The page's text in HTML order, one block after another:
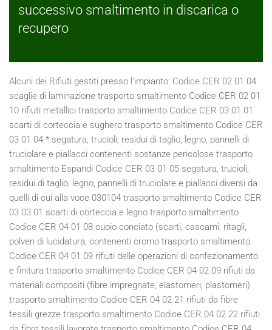
successivo smaltimento in discarica o
recupero
Alcuni dei Rifiuti gestiti presso l'impianto: Codice CER 02 01 04 scaglie di laminazione trasporto smaltimento Codice CER 02 01 10 rifiuti metallici trasporto smaltimento Codice CER 03 01 01 scarti di corteccia e sughero trasporto smaltimento Codice CER 03 01 04 * segatura, trucioli, residui di taglio, legno, pannelli di truciolare e piallacci contenenti sostanze pericolose trasporto smaltimento Espandi Codice CER 03 01 05 segatura, trucioli, residui di taglio, legno, pannelli di truciolare e piallacci diversi da quelli di cui alla voce 030104 trasporto smaltimento Codice CER 03 03 01 scarti di corteccia e legno trasporto smaltimento Codice CER 04 01 08 cuoio conciato (scarti, cascami, ritagli, polveri di lucidatura, contenenti cromo trasporto smaltimento Codice CER 04 01 09 rifiuti delle operazioni di confezionamento e finitura trasporto smaltimento Codice CER 04 02 09 rifiuti da materiali compositi (fibre impregnate, elastomeri, plastomeri) trasporto smaltimento Codice CER 04 02 21 rifiuti da fibre tessili grezze trasporto smaltimento Codice CER 04 02 22 rifiuti da fibre tessili lavorate trasporto smaltimento Codice CER 04 02 99 rifiuti non specificati altrimenti (limitatamente a sfridi e scarti tessili misti del confezionamento dei sedili per auto e varie misti con il ferro) trasporto smaltimento Codice CER 07 02 99 rifiuti non specificati altrimenti (limitatamente a gomma e sfridi di gomma) trasporto smaltimento Codice CER 08 03 17* toner per stampa esauriti contenenti sostanze pericolose trasporto smaltimento Codice CER 08 03 18 toner per stampa esauriti diversi da quelli di cui alla voce 080317* trasporto smaltimento Codice CER 09 01 07 carta e pellicole per fotografia, contenenti argento o composti dell' argento trasporto smaltimento Codice CER 09 01 08 carta e pellicole per fotografia, non contenenti argento o composti dell' argento trasporto smaltimento Codice CER 10 02 10 scaglie di laminazione trasporto smaltimento Codice CER 10 12 06 stampi di scarto trasporto smaltimento Codice CER 11 02 06 rifiuti della lavorazione idrometallurgica del rame, diversi da quelli di cui alla voce 110205 trasporto smaltimento Codice CER 11 05 01 zinco solido trasporto smaltimento Codice CER 11 05 02 ceneri di zinco trasporto smaltimento Codice CER 11 05 03* rifiuti solidi prodotti dal trattamento dei fumi trasporto smaltimento Codice CER 12 01 01 limatura e trucioli di metalli ferrosi trasporto smaltimento Codice CER 12 01 02 polveri e particolato di metalli ferrosi trasporto smaltimento Codice CER 12 01 03 limatura, scaglie e polveri di metalli non ferrosi trasporto smaltimento Codice CER 12 01 04 polveri e particolato di metalli non ferrosi trasporto smaltimento Codice CER 12 01 05 limatura e trucioli di materiali plastici trasporto smaltimento Codice CER 12 01 99 rifiuti non specificati altrimenti (limitatamente a carta abrasiva, dischi e mole abrasive, polvere e sabbia abrasiva) trasporto smaltimento Codice CER 13 02 04 * scarti di olio minerale per motori, ingranaggi e lubrificazione, clorurati trasporto smaltimento Codice CER 13 02 05 * scarti di olio minerale per motori, ingranaggi e lubrificazione, non clorurati trasporto smaltimento Codice CER 13 02 06* scarti di olio sintetico per motori, ingranaggi e lubrificazione trasporto smaltimento Codice CER 13 02 07* olio per motori, ingranaggi e lubrificazione, facilmente biodegradabile trasporto smaltimento Codice CER 13 02 08* altri oli per motori, ingranaggi e lubrificazione trasporto smaltimento Codice CER 15 01 01 imballaggi in carta e cartone trasporto smaltimento Codice CER 15 01 02 imballaggi in plastica trasporto smaltimento Codice CER 15 01 03 imballaggi in legno trasporto smaltimento Codice CER 15 01 04 imballaggi metallici trasporto smaltimento Codice CER 15 01 05 imballaggi compositi trasporto smaltimento Codice CER 15 01 06 imballaggi in materiali misti trasporto smaltimento Codice CER 15 01 07 imballaggi in vetro trasporto smaltimento Codice CER 15 01 09 imballaggi in materia tessile trasporto smaltimento Codice CER 15 01 10* imballaggi contenenti residui di sostanze pericolose o contaminati da tali sostanze trasporto smaltimento Codice CER 15 01 11* imballaggi metallici contenenti matrici solide porose pericolose (ad esempio amianto), compresi i contenitori a pressione vuoti trasporto smaltimento Codice CER 15 02 02* assorbenti, materiali filtranti (inclusi filtri dell'olio non specificati altrimenti), stracci e indumenti protettivi, contaminati da sostanze pericolose) trasporto smaltimento Codice CER 15 02 03 assorbenti, materiali filtranti , stracci e indumenti protettivi, diversi da quelli di cui alla voce 150202* trasporto smaltimento Codice CER 16 01 03 pneumatici fuori uso trasporto smaltimento Codice CER 16 01 06 veicoli fuori uso, non contenenti liquidi né altre componenti pericolose trasporto smaltimento Codice CER 16 01 07* filtri dell'olio trasporto smaltimento Codice CER 16 01 12 pastiglie per freni, diverse da quelle di cui alla voce 160111 trasporto smaltimento Codice CER 16 01 15 liquidi antigelo diversi da quelli di cui alla voce 160114* trasporto smaltimento Codice CER 16 01 16 serbatoi per gas liquido trasporto smaltimento Codice CER 16 01 17 metalli ferrosi trasporto smaltimento Codice CER 16 01 18 metalli non ferrosi trasporto smaltimento Codice CER 16 01 19 plastica trasporto smaltimento Codice CER 16 01 20 vetro trasporto smaltimento Codice CER 16 01 22 componenti non specificati altrimenti trasporto smaltimento Codice CER 16 02 11 * apparecchiature fuori uso, contenenti clorofluorocarburi, HCFC, HFC trasporto smaltimento Codice CER 16 02 13 * apparecchiature fuori uso, contenenti componenti pericolosi diversi da quelli di cui alle voci 160209 e 160212 trasporto smaltimento Codice CER 16 02 14 apparecchiature fuori uso, diverse da quelle di cui alle voci da 160209 a 160213 trasporto smaltimento Codice CER 16 02 15 * componenti pericolosi rimossi da apparecchiature fuori uso trasporto smaltimento Codice CER 16 02 16 componenti rimossi da apparecchiature fuori uso, diversi da quelli di cui alla voce 160215 trasporto smaltimento Codice CER 16 06 01 * batterie al piombo trasporto smaltimento Codice CER 17 01 06 * miscugli o scorie di cemento, mattoni, mattonelle e cercamiche, diverse da quelle di cui alla voce 170106 trasporto smaltimento Codice CER 17 01 07 miscugli di cemento, mattoni, mattonelle e ceramiche, diversi da quelli di cui alla voce 170106 trasporto smaltimento Codice CER 17 02 01 legno trasporto smaltimento Codice CER 17 02 02 vetro trasporto smaltimento Codice CER 17 02 03 plastica trasporto smaltimento Codice CER 17 02 04 * vetro, plastica e legno contenenti sostanze pericolose o da esse contaminati trasporto smaltimento Codice CER 17 04 01 rame, bronzo, ottone trasporto smaltimento Codice CER 17 04 02 alluminio trasporto smaltimento Codice CER 17 04 03 piombo trasporto smaltimento Codice CER 17 04 04 zinco trasporto smaltimento Codice CER 17 04 05 ferro e acciaio trasporto smaltimento Codice CER 17 04 06 stagno trasporto smaltimento Codice CER 17 04 07 metalli misti trasporto smaltimento Codice CER 17 04 09* rifiuti metallici contaminati da sostanze pericolose trasporto smaltimento Codice CER 17 04 10* cavi, impregnati di olio, di catrame di carbone o di altre sostanze pericolose trasporto smaltimento Codice CER 17 04 11 cavi, diversi da quelli di cui alla voce 170410 trasporto smaltimento Codice CER 17 06 03 * altri materiali isolanti contenenti o costituiti da sostanze pericolose trasporto smaltimento Codice CER 17 06 04 materiali isolanti diversi da quelli di cui alle voci 170601 e 170603 trasporto smaltimento Codice CER 17 06 05* materiali da costruzione contenenti amianto trasporto smaltimento Codice CER 17 08 01* materiali da costruzione a base di gesso contaminati da sostanze pericolose trasporto smaltimento Codice CER 17 08 02 materiali da costruzione a base di gesso diversi da quelli di cui alla voce 170801 trasporto smaltimento Codice CER 17 09 03* altri rifiuti dell'attività di costruzione e demolizione (compresi rifiuti misti) contenenti sostanze pericolose trasporto smaltimento Codice CER 17 09 04 rifiuti misti dell'attività di costruzione e demolizione, diversi da quelli di cui alle voci 170901, 170902 e 170903 trasporto smaltimento Codice CER 19 01 02 materiali ferrosi estratti da ceneri pesanti trasporto smaltimento Codice CER 19 10 01 rifiuti di ferro e acciaio trasporto smaltimento Codice CER 19 10 02 rifiuti di metalli non ferrosi trasporto smaltimento Codice CER 19 12 01 carta e cartone trasporto smaltimento Codice CER 19 12 03 metalli non ferrosi trasporto smaltimento Codice CER 19 12 04 plastica e gomma trasporto smaltimento Codice CER 19 12 05 vetro trasporto smaltimento Codice CER 19 12 07 legno diverso da quello di cui alla voce 191206 trasporto smaltimento Codice CER 19 12 08 prodotti tessili trasporto smaltimento Codice CER 20 01 01 carta e cartone trasporto smaltimento Codice CER 20 01 02 vetro trasporto smaltimento Codice CER 20 01 11 prodotti tessili trasporto smaltimento Codice CER 20 01 23* apparecchiature fuori uso contenenti clorofluorocarburi trasporto smaltimento Codice CER 20 01 27* vernici, inchiostri, adesivi e resine contenenti sostanze pericolose trasporto smaltimento Codice CER 20 01 28 vernici, inchiostri, adesivi e resine diversi da quelli di cui alla voce 20 01 27 trasporto smaltimento Codice CER 20 01 35* apparecchiature elettriche ed elettroniche fuori uso, diverse da quelle di cui alle voci 200121 e 200123, contenenti componenti pericolose trasporto smaltim